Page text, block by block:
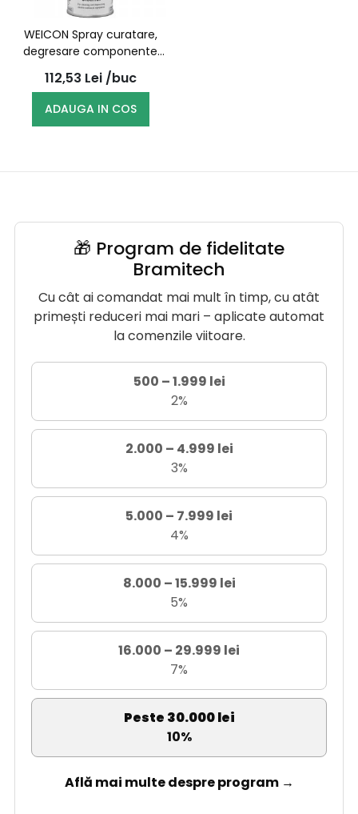
WEICON Spray curatare,
degresare componente
electrotehnice si
mecanice, 400 ml /
11210400 (10030340)
112,53 Lei /buc
ADAUGA IN COS
🎁 Program de fidelitate
Bramitech
Cu cât ai comandat mai mult în timp, cu atât
primești reduceri mai mari – aplicate automat
la comenzile viitoare.
500 – 1.999 lei
2%
2.000 – 4.999 lei
3%
5.000 – 7.999 lei
4%
8.000 – 15.999 lei
5%
16.000 – 29.999 lei
7%
Peste 30.000 lei
10%
Află mai multe despre program →